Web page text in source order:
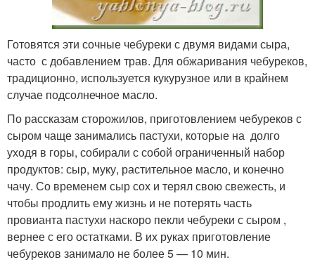
Готовятся эти сочные чебуреки с двумя видами сыра,
часто с добавлением трав. Для обжаривания чебуреков,
традиционно, используется кукурузное или в крайнем
случае подсолнечное масло.
По рассказам сторожилов, приготовлением чебуреков с
сыром чаще занимались пастухи, которые на долго
уходя в горы, собирали с собой ограниченный набор
продуктов: сыр, муку, растительное масло, и конечно
чачу. Со временем сыр сох и терял свою свежесть, и
чтобы продлить ему жизнь и не потерять часть
провианта пастухи наскоро пекли чебуреки с сыром ,
вернее с его остатками. В их руках приготовление
чебуреков занимало не более 5 — 10 мин.